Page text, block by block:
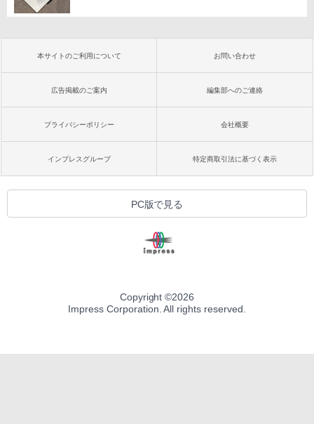
本サイトのご利用について お問い合わせ
広告掲載のご案内 編集部へのご連絡
プライバシーポリシー 会社概要
インプレスグループ 特定商取引法に基づく表示
PC版で見る
Copyright ©2026
Impress Corporation. All rights reserved.